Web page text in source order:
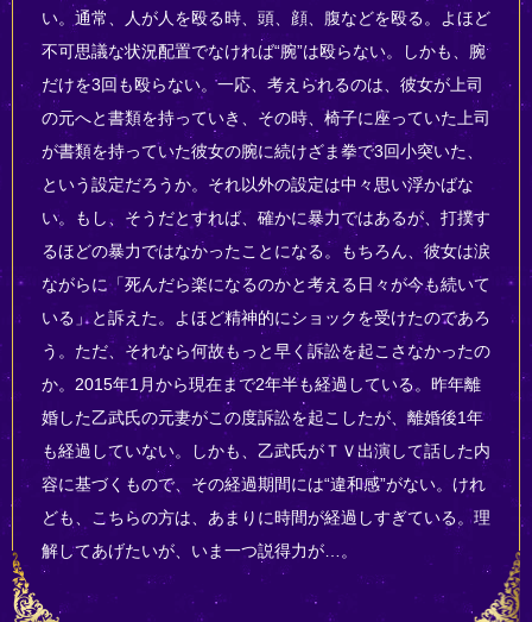
い。通常、人が人を殴る時、頭、顔、腹などを殴る。よほど
不可思議な状況配置でなければ“腕”は殴らない。しかも、腕
だけを3回も殴らない。一応、考えられるのは、彼女が上司
の元へと書類を持っていき、その時、椅子に座っていた上司
が書類を持っていた彼女の腕に続けざま拳で3回小突いた、
という設定だろうか。それ以外の設定は中々思い浮かばな
い。もし、そうだとすれば、確かに暴力ではあるが、打撲す
るほどの暴力ではなかったことになる。もちろん、彼女は涙
ながらに「死んだら楽になるのかと考える日々が今も続いて
いる」と訴えた。よほど精神的にショックを受けたのであろ
う。ただ、それなら何故もっと早く訴訟を起こさなかったの
か。2015年1月から現在まで2年半も経過している。昨年離
婚した乙武氏の元妻がこの度訴訟を起こしたが、離婚後1年
も経過していない。しかも、乙武氏がＴＶ出演して話した内
容に基づくもので、その経過期間には“違和感”がない。けれ
ども、こちらの方は、あまりに時間が経過しすぎている。理
解してあげたいが、いま一つ説得力が…。